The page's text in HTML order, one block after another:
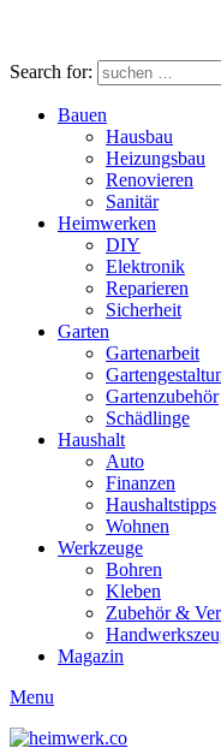
Search for:
Bauen
Hausbau
Heizungsbau
Renovieren
Sanitär
Heimwerken
DIY
Elektronik
Reparieren
Sicherheit
Garten
Gartenarbeit
Gartenzubehör
Schädlinge
Haushalt
Auto
Finanzen
Haushaltstipps
Wohnen
Werkzeuge
Bohren
Kleben
Zubehör &
Magazin
Menu